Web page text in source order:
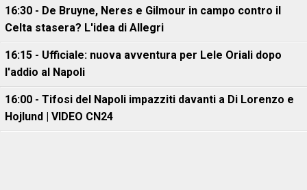
16:30 - De Bruyne, Neres e Gilmour in campo contro il
Celta stasera? L'idea di Allegri
16:15 - Ufficiale: nuova avventura per Lele Oriali dopo
l'addio al Napoli
16:00 - Tifosi del Napoli impazziti davanti a Di Lorenzo e
Hojlund | VIDEO CN24